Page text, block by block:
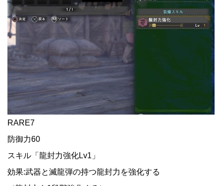
RARE7
防御力60
スキル「龍封力強化Lv1」
効果:武器と滅龍弾の持つ龍封力を強化する